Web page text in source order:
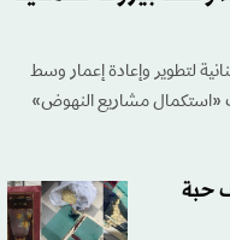
لتطوير وإعادة إعمار وسط
«استكمال مشاريع النهوض»
محاولة تهريب 5 آلاف حبة